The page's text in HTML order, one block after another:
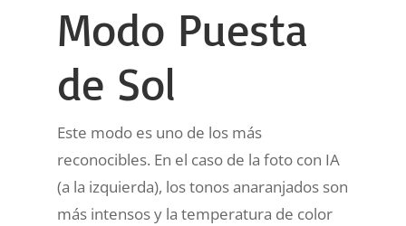
Modo Puesta
de Sol
Este modo es uno de los más
reconocibles. En el caso de la foto con IA
(a la izquierda), los tonos anaranjados son
más intensos y la temperatura de color